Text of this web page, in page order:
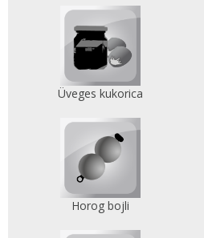
Üveges kukorica
Horog bojli